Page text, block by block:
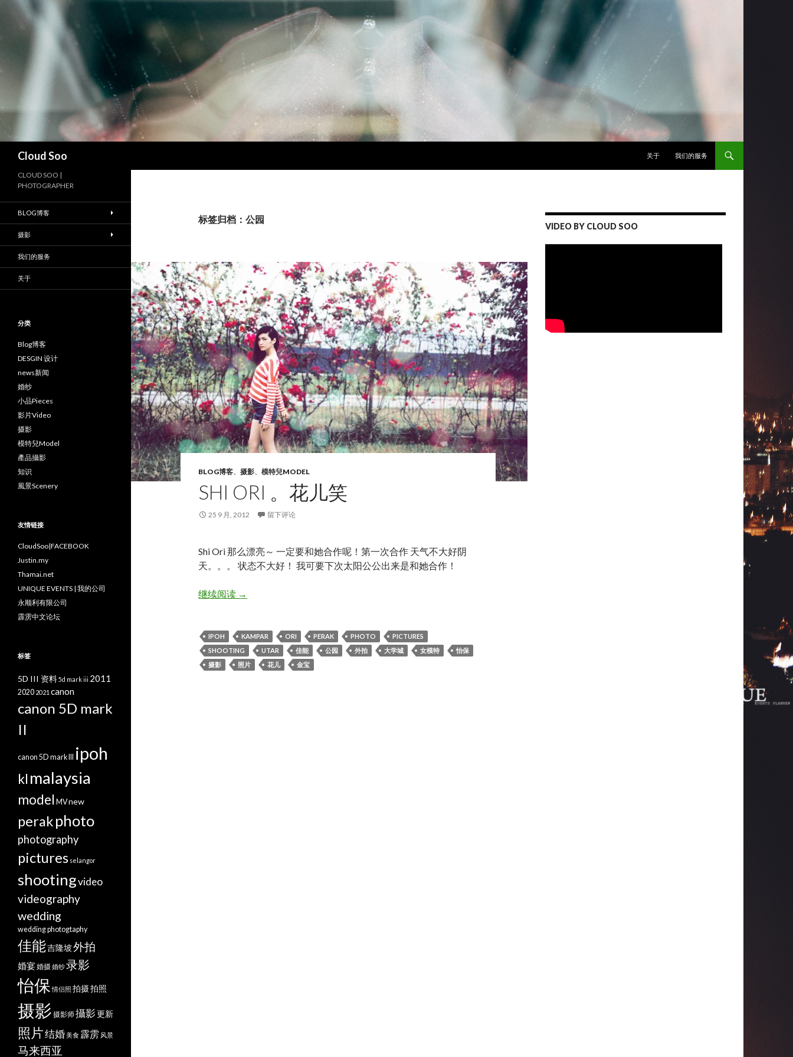
Cloud Soo
关于
我们的服务
标签归档：公园
BLOG博客、 摄影、 模特兒MODEL
SHI ORI 。花儿笑
25 9 月, 2012 留下评论
Shi Ori 那么漂亮～ 一定要和她合作呢！第一次合作 天气不大好阴
天。。。 状态不大好！ 我可要下次太阳公公出来是和她合作！
继续阅读Shi Ori 。花儿笑
→
IPOH KAMPAR ORI PERAK PHOTO
PICTURES
SHOOTING
UTAR 佳能 公园 外拍 大学城 女模特
怡保
摄影
照片 花儿 金宝
VIDEO BY CLOUD SOO
CLOUD SOO |
PHOTOGRAPHER
BLOG博客
摄影
我们的服务
关于
分类
Blog博客
DESGIN 设计
news新闻
婚纱
小品Pieces
影片Video
摄影
模特兒Model
產品攝影
知识
風景Scenery
友情链接
CloudSoo|FACEBOOK
Justin.my
Thamai.net
UNIQUE EVENTS | 我的公司
永顺利有限公司
霹雳中文论坛
标签
5D III 资料5d mark iii 2011
2020 2021 canon
canon 5D mark
II
canon 5D mark III ipoh
kl malaysia
model MVnew
perakphoto
photography
pictures selangor
shootingvideo
videography
wedding
wedding photogtaphy
佳能吉隆坡外拍
婚宴婚摄婚纱录影
怡保 情侣照 拍摄拍照
摄影 摄影师攝影更新
照片结婚美食 霹雳 风景
马来西亚